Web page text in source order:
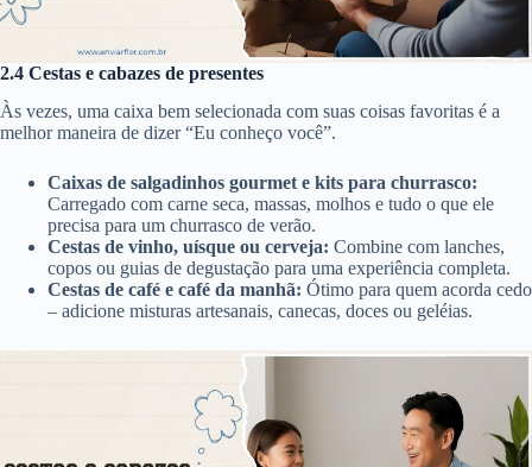
2.4 Cestas e cabazes de presentes
Às vezes, uma caixa bem selecionada com suas coisas favoritas é a
melhor maneira de dizer “Eu conheço você”.
Caixas de salgadinhos gourmet e kits para churrasco:
Carregado com carne seca, massas, molhos e tudo o que ele
precisa para um churrasco de verão.
Cestas de vinho, uísque ou cerveja: Combine com lanches,
copos ou guias de degustação para uma experiência completa.
Cestas de café e café da manhã: Ótimo para quem acorda cedo
– adicione misturas artesanais, canecas, doces ou geléias.